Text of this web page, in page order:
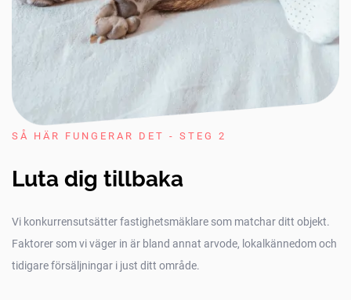
SÅ HÄR FUNGERAR DET - STEG 2
Luta dig tillbaka
Vi konkurrensutsätter fastighetsmäklare som matchar ditt objekt.
Faktorer som vi väger in är bland annat arvode, lokalkännedom och
tidigare försäljningar i just ditt område.